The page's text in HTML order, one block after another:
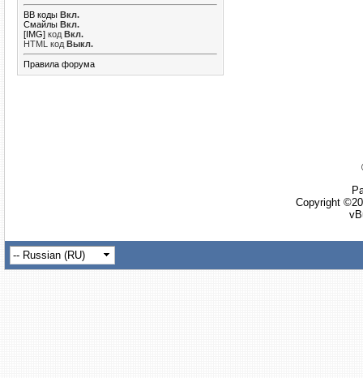
BB коды Вкл.
Смайлы Вкл.
[IMG] код Вкл.
HTML код Выкл.
Правила форума
Copyright